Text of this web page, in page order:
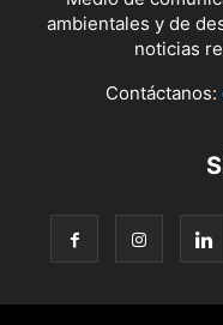
ambientales y de
noticias
Contáctanos: